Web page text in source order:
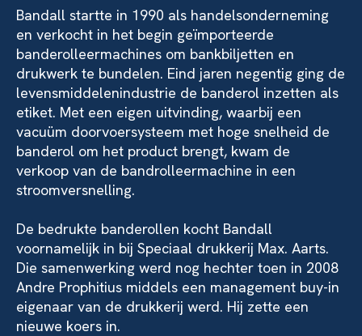
Bandall startte in 1990 als handelsonderneming
en verkocht in het begin geïmporteerde
banderolleermachines om bankbiljetten en
drukwerk te bundelen. Eind jaren negentig ging de
levensmiddelenindustrie de banderol inzetten als
etiket. Met een eigen uitvinding, waarbij een
vacuüm doorvoersysteem met hoge snelheid de
banderol om het product brengt, kwam de
verkoop van de bandrolleermachine in een
stroomversnelling.
De bedrukte banderollen kocht Bandall
voornamelijk in bij Speciaal drukkerij Max. Aarts.
Die samenwerking werd nog hechter toen in 2008
Andre Prophitius middels een management buy-in
eigenaar van de drukkerij werd. Hij zette een
nieuwe koers in.